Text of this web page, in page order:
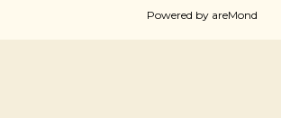
Powered by areMond